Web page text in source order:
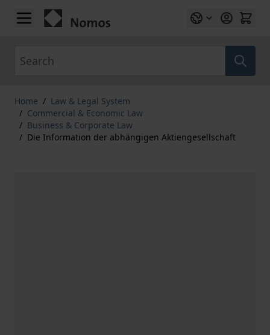
Skip to Content
Home / Law & Legal System
/ Commercial & Economic Law
/ Business & Corporate Law
/ Die Information der abhängigen Aktiengesellschaft